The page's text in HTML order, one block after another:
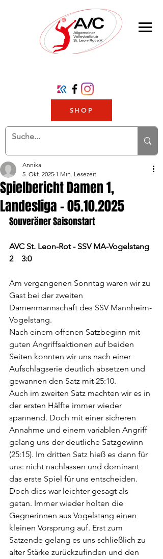
SHOP
Spielbericht Damen 1,
Landesliga - 05.10.2025
Annika
5. Okt. 2025 1 Min. Lesezeit
Souveräner Saisonstart
AVC St. Leon-Rot - SSV MA-Vogelstang
2    3:0
Am vergangenen Sonntag waren wir zu
Gast bei der zweiten
Damenmannschaft des SSV Mannheim-
Vogelstang.
Nach einem offenen Satzbeginn mit
guten Angriffsaktionen auf beiden
Seiten konnten wir uns nach einer
Aufschlagserie deutlich absetzen und
gewannen den Satz mit 25:10.
Auch im zweiten Satz machten wir es in
der ersten Hälfte immer wieder
spannend. Doch mit einer sicheren
Annahme und einem variablen Angriff
gelang uns der deutliche Satzgewinn
(25:15). Im dritten Satz hieß es dann für
uns: nicht nachlassen und dominant
das erste Spiel für uns entscheiden.
Doch dies war leichter gesagt als
getan. Immer wieder holten die
Gegnerinnen aus Vogelstang einen
kleinen Vorsprung auf. Erst zum
Satzende gelang es uns schließlich zu
alter Stärke zurückzufinden und den